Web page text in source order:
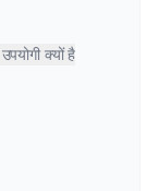
क्यों है